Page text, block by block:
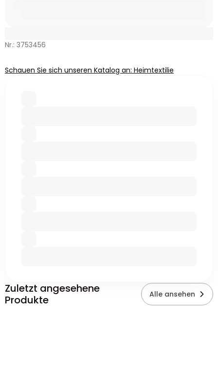
Nr.: 3753456
Schauen Sie sich unseren Katalog an: Heimtextilie
Zuletzt angesehene
Produkte
Alle ansehen